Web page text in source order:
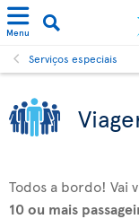
Menu
Serviços especiais
Todos a bordo! Vai
10 ou mais